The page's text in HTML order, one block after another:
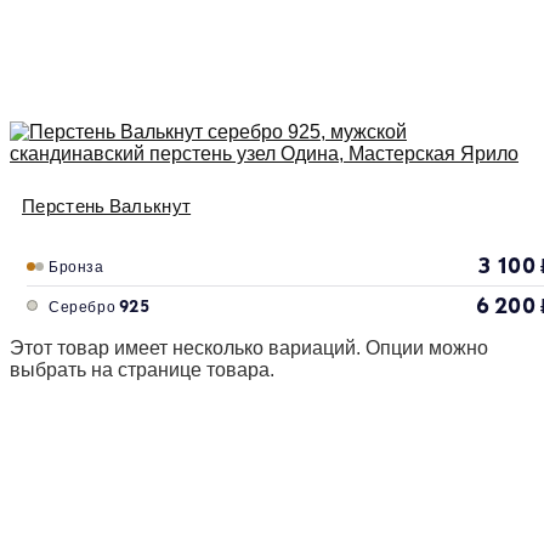
Перстень Валькнут
Бронза 3 100
Серебро 925 6 200
Этот товар имеет несколько вариаций. Опции можно
выбрать на странице товара.